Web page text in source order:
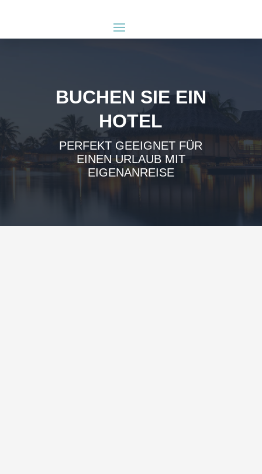
BUCHEN SIE EIN
HOTEL
PERFEKT GEEIGNET FÜR
EINEN URLAUB MIT
EIGENANREISE